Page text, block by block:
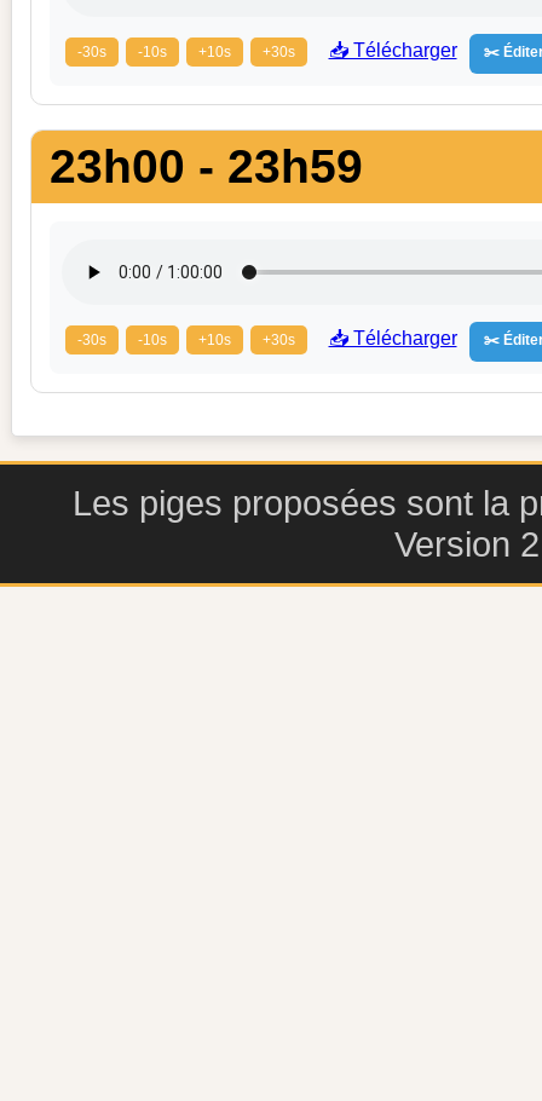
-30s -10s +10s +30s 📥 Télécharger ✂️
23h00 - 23h59
-30s -10s +10s +30s 📥 Télécharger ✂️
Les piges proposées sont la
Version